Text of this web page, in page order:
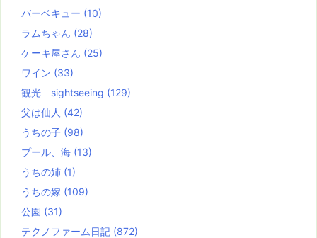
バーベキュー (10)
ラムちゃん (28)
ケーキ屋さん (25)
ワイン (33)
観光 sightseeing (129)
父は仙人 (42)
うちの子 (98)
プール、海 (13)
うちの姉 (1)
うちの嫁 (109)
公園 (31)
テクノファーム日記 (872)